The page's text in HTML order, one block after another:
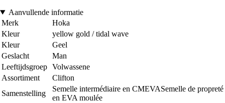
Aanvullende informatie
Merk
Hoka
Kleur
yellow gold / tidal wave
Kleur
Geel
Geslacht
Man
Leeftijdsgroep Volwassene
Assortiment
Clifton
Samenstelling
Semelle intermédiaire en CMEVASemelle de propreté
en EVA moulée